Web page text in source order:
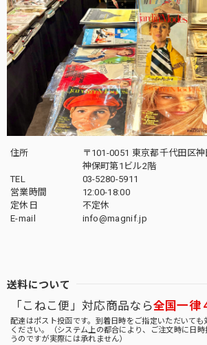
住所
〒101-0051 東京都千代田区
神保町第1ビル2階
TEL
03-5280-5911
営業時間
12:00-18:00
定休日
不定休
E-mail
info@magnif.jp
送料について
「こねこ便」対応商品なら全国一律
配達はポスト投函です。到着日時をご指定いただいて
ください。（システム上の都合により、ご注文時に日
うのですが実際には承れません）